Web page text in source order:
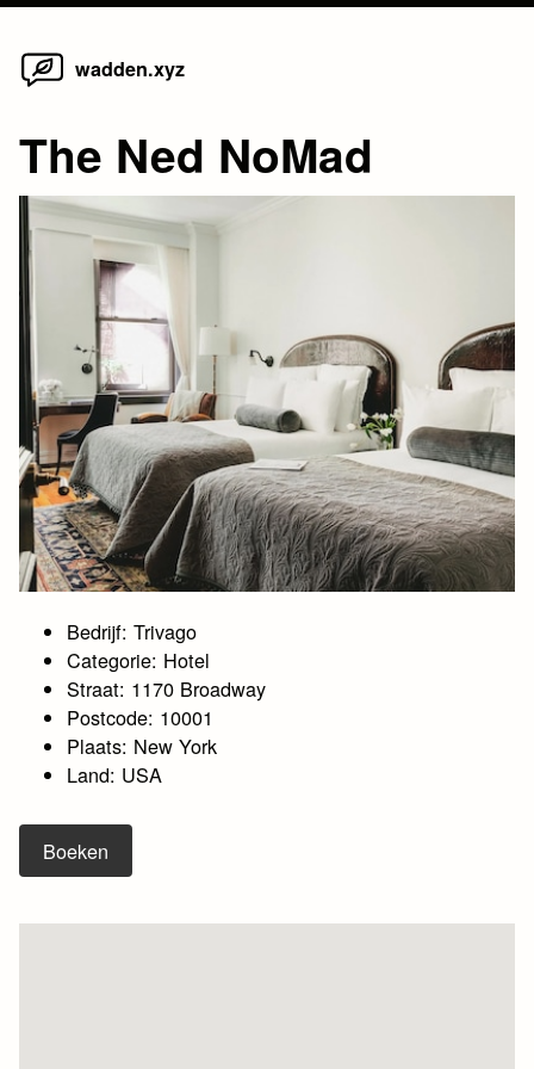
Skip
wadden.xyz
The Ned NoMad
Bedrijf: Trivago
Categorie: Hotel
Straat: 1170 Broadway
Postcode: 10001
Plaats: New York
Land: USA
Boeken